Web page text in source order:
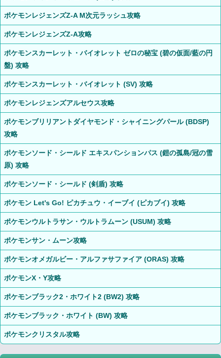
ポケモンレジェンズZ-A M次元ラッシュ攻略
ポケモンレジェンズZ-A攻略
ポケモンスカーレット・バイオレット ゼロの秘宝 (碧の仮面/藍の円
盤) 攻略
ポケモンスカーレット・バイオレット (SV) 攻略
ポケモンレジェンズアルセウス攻略
ポケモンブリリアントダイヤモンド・シャイニングパール (BDSP)
攻略
ポケモンソード・シールド エキスパンションパス (鎧の孤島/冠の雪
原) 攻略
ポケモンソード・シールド (剣盾) 攻略
ポケモン Let's Go! ピカチュウ・イーブイ (ピカブイ) 攻略
ポケモンウルトラサン・ウルトラムーン (USUM) 攻略
ポケモンサン・ムーン攻略
ポケモンオメガルビー・アルファサファイア (ORAS) 攻略
ポケモンX・Y攻略
ポケモンブラック2・ホワイト2 (BW2) 攻略
ポケモンブラック・ホワイト (BW) 攻略
ポケモンクリスタル攻略